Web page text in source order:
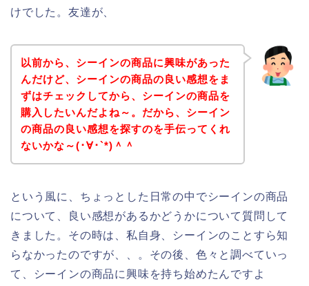
けでした。友達が、
以前から、シーインの商品に興味があった
んだけど、シーインの商品の良い感想をま
ずはチェックしてから、シーインの商品を
購入したいんだよね～。だから、シーイン
の商品の良い感想を探すのを手伝ってくれ
ないかな～(･∀･`*)＾＾
という風に、ちょっとした日常の中でシーインの商品
について、良い感想があるかどうかについて質問して
きました。その時は、私自身、シーインのことすら知
らなかったのですが、、。その後、色々と調べていっ
て、シーインの商品に興味を持ち始めたんですよ